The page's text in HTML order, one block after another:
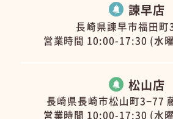
諫早店
長崎県諫早市福田町
営業時間 10:00-17:30 (水
松山店
長崎県長崎市松山町3−77
営業時間 10:00-17:30 (水